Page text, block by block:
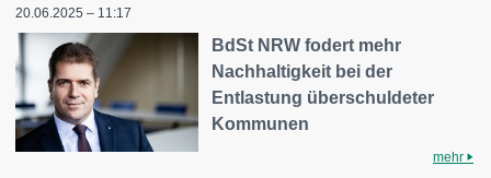
20.06.2025 – 11:17
BdSt NRW fodert mehr
Nachhaltigkeit bei der
Entlastung überschuldeter
Kommunen
mehr